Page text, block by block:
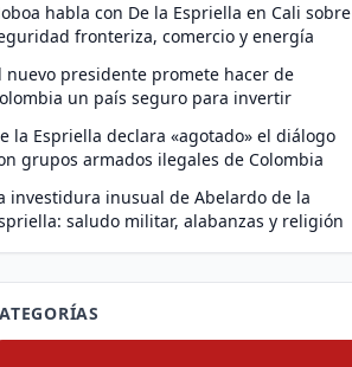
habla con De la Espriella en Cali sobre
fronteriza, comercio y energía
nuevo presidente promete hacer de
un país seguro para invertir
la Espriella declara «agotado» el diálogo
grupos armados ilegales de Colombia
investidura inusual de Abelardo de la
saludo militar, alabanzas y religión